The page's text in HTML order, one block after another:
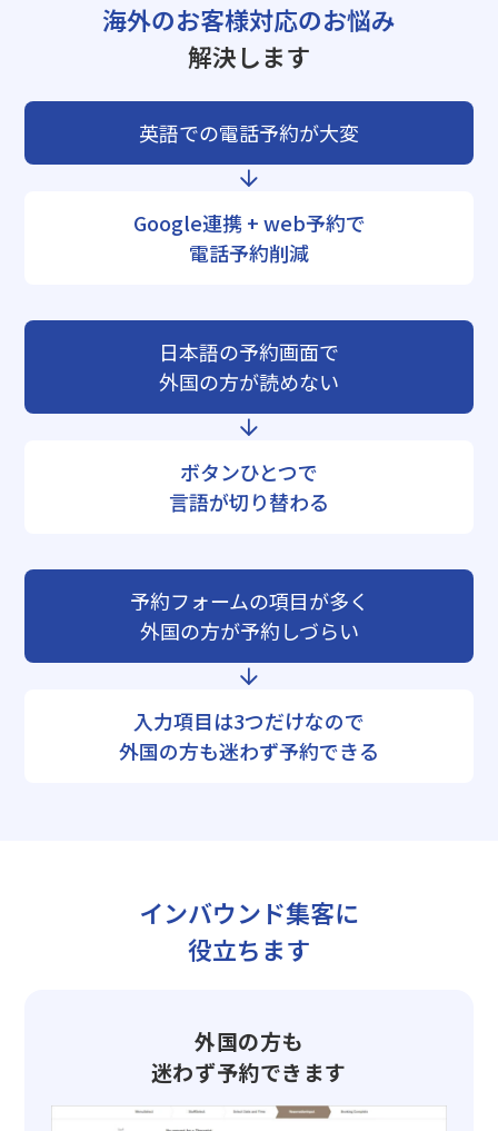
海外のお客様対応のお悩み
解決します
英語での電話予約が大変
Google連携 + web予約で
電話予約削減
日本語の予約画面で
外国の方が読めない
ボタンひとつで
言語が切り替わる
予約フォームの項目が多く
外国の方が予約しづらい
入力項目は3つだけなので
外国の方も迷わず予約できる
インバウンド集客に
役立ちます
外国の方も
迷わず予約できます